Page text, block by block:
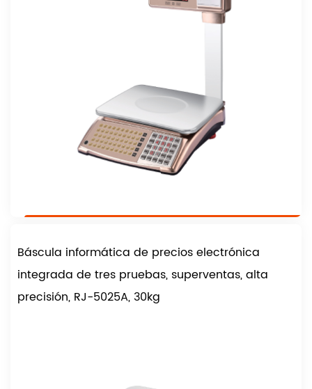
Báscula informática de precios electrónica
integrada de tres pruebas, superventas, alta
precisión, RJ-5025A, 30kg